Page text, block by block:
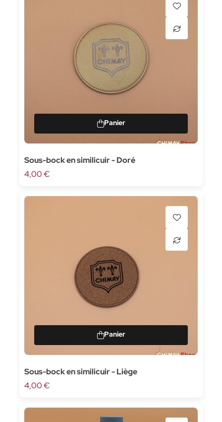
Sous-bock en similicuir - Doré
4,00 €
Sous-bock en similicuir - Liège
4,00 €